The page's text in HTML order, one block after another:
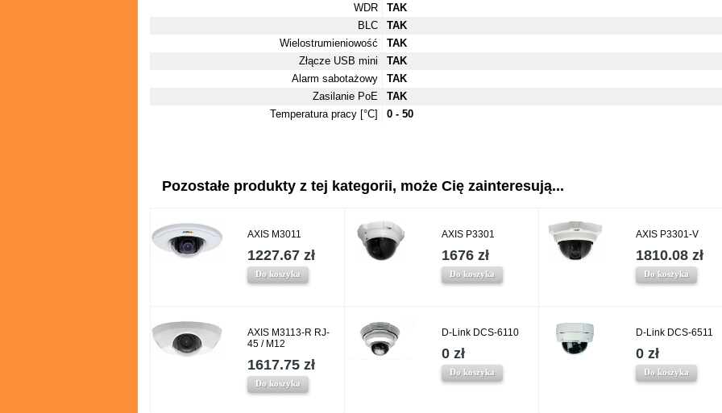
WDR
TAK
BLC
TAK
Wielostrumieniowość
TAK
Złącze USB mini
TAK
Alarm sabotażowy
TAK
Zasilanie PoE
TAK
Temperatura pracy [°C]
0 - 50
Pozostałe produkty z tej kategorii, może Cię zainteresują...
AXIS M3011
1227.67 zł
Do koszyka
AXIS P3301
1676 zł
Do koszyka
AXIS P3301-V
1810.08 zł
Do koszyka
AXIS M3113-R RJ-
45 / M12
1617.75 zł
Do koszyka
D-Link DCS-6110
0 zł
Do koszyka
D-Link DCS-6511
0 zł
Do koszyka